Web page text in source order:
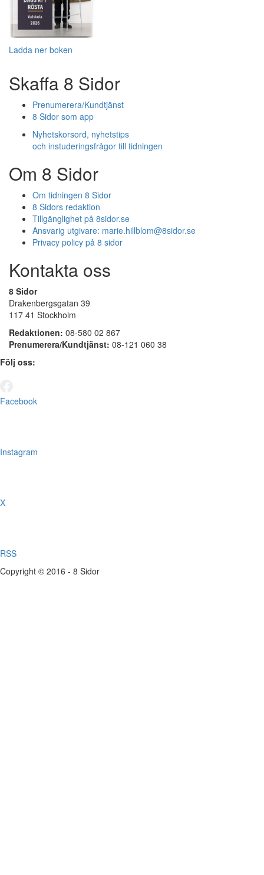
Ladda ner boken
Skaffa 8 Sidor
Prenumerera/Kundtjänst
8 Sidor som app
Nyhetskorsord, nyhetstips
och instuderingsfrågor till tidningen
Om 8 Sidor
Om tidningen 8 Sidor
8 Sidors redaktion
Tillgänglighet på 8sidor.se
Ansvarig utgivare: marie.hillblom@8sidor.se
Privacy policy på 8 sidor
Kontakta oss
8 Sidor
Drakenbergsgatan 39
117 41 Stockholm
Redaktionen: 08-580 02 867
Prenumerera/Kundtjänst: 08-121 060 38
Följ oss:
Facebook
Instagram
X
RSS
Copyright © 2016 - 8 Sidor